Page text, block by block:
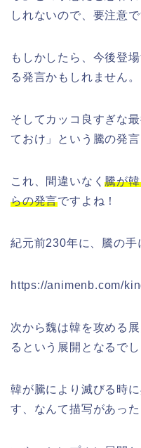
しれないので、要注意で
もしかしたら、今後登
る発言かもしれません。
そしてカッコ良すぎな
ておけ」という騰の発言
これ、間違いなく騰が
らの発言ですよね！
紀元前230年に、騰の手
https://animenb.com/
次から魏は韓を攻める
るという展開となるでし
韓が騰により滅びる時
す、なんて描写があった